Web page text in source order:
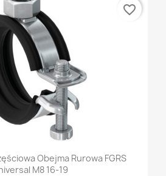
Obejma Rurowa FGRS
M8 16-19
favorite_border